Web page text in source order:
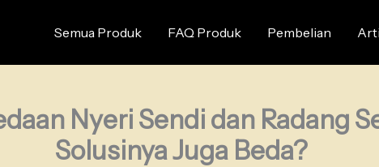
Semua Produk FAQ Produk Pembelian
Nyeri Sendi dan Radang
Solusinya Juga Beda?